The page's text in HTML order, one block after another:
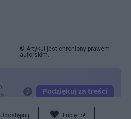
© Artykuł jest chroniony prawem
autorskim.
Udostępnij Lubię to!